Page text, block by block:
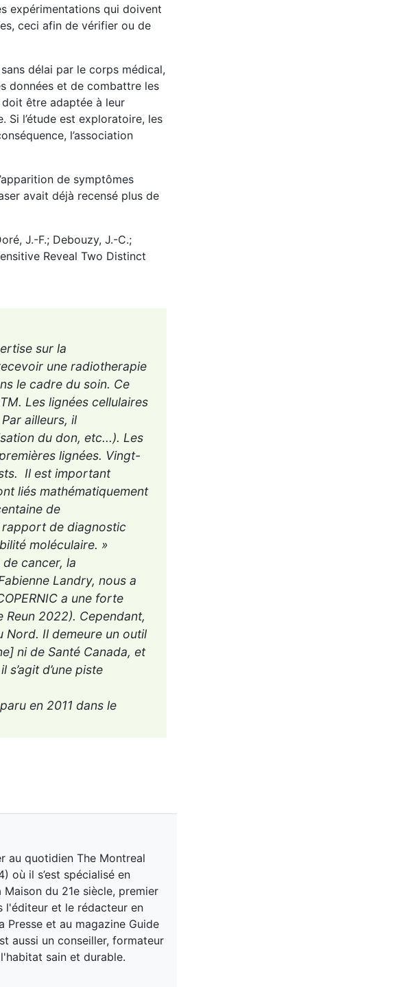
expérimentations qui doivent
ceci afin de vérifier ou de
délai par le corps médical,
données et de combattre les
être adaptée à leur
l’étude est exploratoire, les
l’association
de symptômes
avait déjà recensé plus de
J.-F.; Debouzy, J.-C.;
Reveal Two Distinct
sur la
une radiotherapie
le cadre du soin. Ce
Les lignées cellulaires
ailleurs, il
du don, etc...). Les
lignées. Vingt-
Il est important
liés mathématiquement
de
de diagnostic
moléculaire. »
cancer, la
Landry, nous a
a une forte
2022). Cependant,
Nord. Il demeure un outil
ni de Santé Canada, et
d’une piste
paru en 2011 dans le
au quotidien The Montreal
où il s’est spécialisé en
du 21e siècle, premier
l'éditeur et le rédacteur en
et au magazine Guide
aussi un conseiller, formateur
sain et durable.